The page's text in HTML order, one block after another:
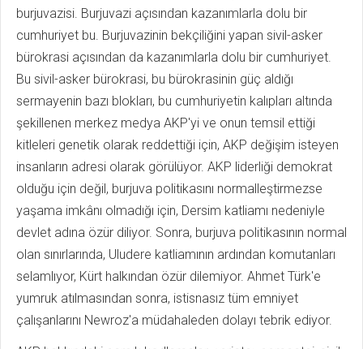
burjuvazisi. Burjuvazi açısından kazanımlarla dolu bir
cumhuriyet bu. Burjuvazinin bekçiliğini yapan sivil-asker
bürokrasi açısından da kazanımlarla dolu bir cumhuriyet.
Bu sivil-asker bürokrasi, bu bürokrasinin güç aldığı
sermayenin bazı blokları, bu cumhuriyetin kalıpları altında
şekillenen merkez medya AKP'yi ve onun temsil ettiği
kitleleri genetik olarak reddettiği için, AKP değişim isteyen
insanların adresi olarak görülüyor. AKP liderliği demokrat
olduğu için değil, burjuva politikasını normalleştirmezse
yaşama imkânı olmadığı için, Dersim katliamı nedeniyle
devlet adına özür diliyor. Sonra, burjuva politikasının normal
olan sınırlarında, Uludere katliamının ardından komutanları
selamlıyor, Kürt halkından özür dilemiyor. Ahmet Türk'e
yumruk atılmasından sonra, istisnasız tüm emniyet
çalışanlarını Newroz'a müdahaleden dolayı tebrik ediyor.